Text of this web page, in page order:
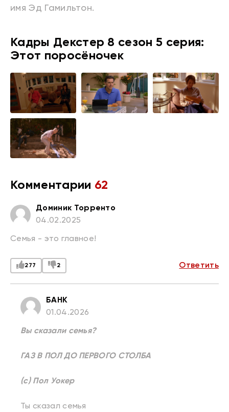
имя Эд Гамильтон.
Кадры Декстер 8 сезон 5 серия:
Этот поросёночек
Комментарии 62
Доминик Торренто
04.02.2025
Семья - это главное!
277 2 Ответить
БАНК
01.04.2026
Вы сказали семья?
ГАЗ В ПОЛ ДО ПЕРВОГО СТОЛБА
(с) Пол Уокер
Ты сказал семья